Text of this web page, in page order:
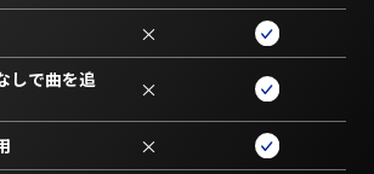
×
しで曲を追
×
×